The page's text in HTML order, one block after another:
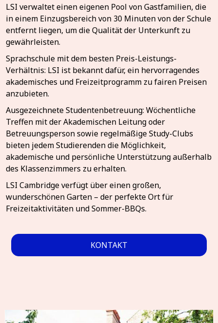
LSI verwaltet einen eigenen Pool von Gastfamilien, die
in einem Einzugsbereich von 30 Minuten von der Schule
entfernt liegen, um die Qualität der Unterkunft zu
gewährleisten.
Sprachschule mit dem besten Preis-Leistungs-
Verhältnis: LSI ist bekannt dafür, ein hervorragendes
akademisches und Freizeitprogramm zu fairen Preisen
anzubieten.
Ausgezeichnete Studentenbetreuung: Wöchentliche
Treffen mit der Akademischen Leitung oder
Betreuungsperson sowie regelmäßige Study-Clubs
bieten jedem Studierenden die Möglichkeit,
akademische und persönliche Unterstützung außerhalb
des Klassenzimmers zu erhalten.
LSI Cambridge verfügt über einen großen,
wunderschönen Garten – der perfekte Ort für
Freizeitaktivitäten und Sommer-BBQs.
KONTAKT